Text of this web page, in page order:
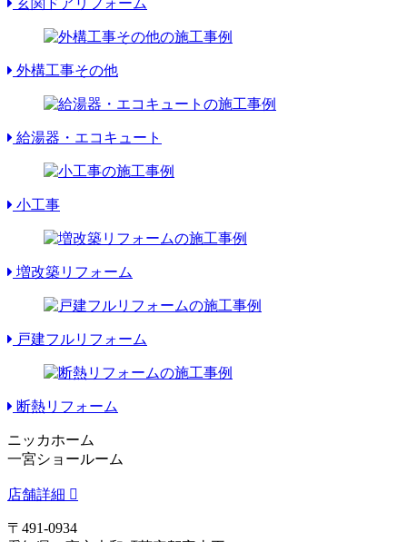
外構工事その他
給湯器・エコキュート
小工事
増改築リフォーム
戸建フルリフォーム
断熱リフォーム
ニッカホーム
一宮ショールーム
店舗詳細
〒491-0934